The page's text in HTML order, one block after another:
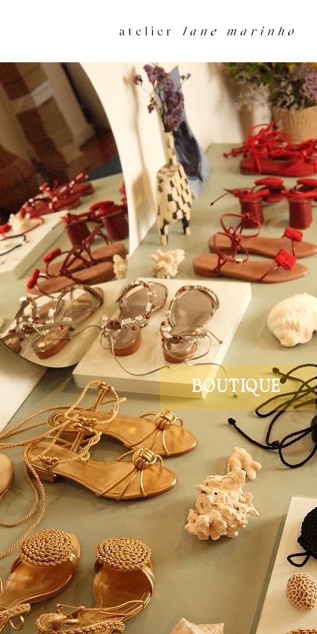
BOUTIQUE